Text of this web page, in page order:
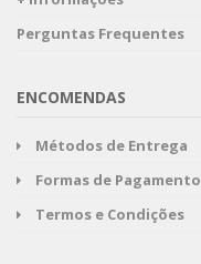
Perguntas Frequentes
ENCOMENDAS
Métodos de Entrega
Formas de Pagamento
Termos e Condições